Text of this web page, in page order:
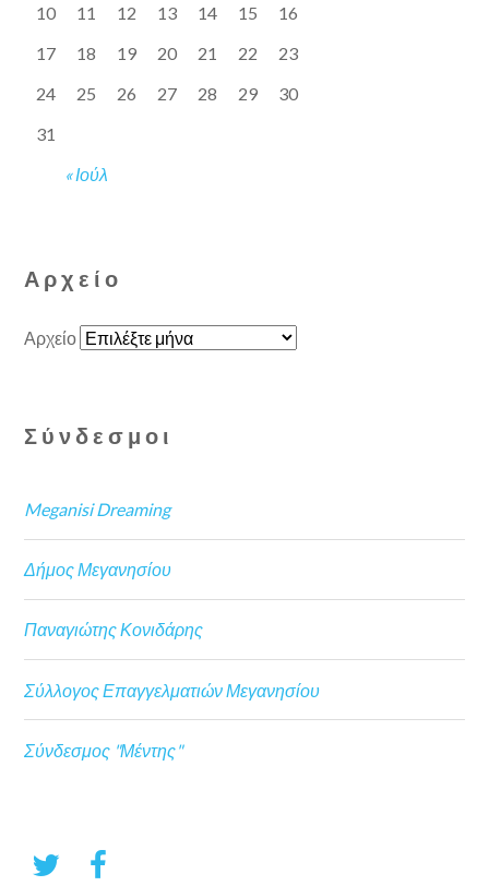
« Ιούλ
10
11 12 13 14 15
16
17
18 19 20 21 22
23
24
25 26 27 28 29
30
31
Αρχείο
Αρχείο
Σύνδεσμοι
Meganisi Dreaming
Δήμος Μεγανησίου
Παναγιώτης Κονιδάρης
Σύλλογος Επαγγελματιών Μεγανησίου
Σύνδεσμος "Μέντης"